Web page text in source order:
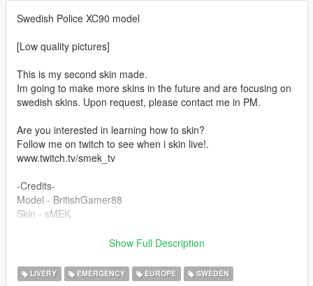
Swedish Police XC90 model
[Low quality pictures]
This is my second skin made.
Im going to make more skins in the future and are focusing on
swedish skins. Upon request, please contact me in PM.
Are you interested in learning how to skin?
Follow me on twitch to see when i skin live!.
www.twitch.tv/smek_tv
-Credits-
Model - BritishGamer88
Skin - sMEK
Download the model:https://sv.gta5-mods.com/vehicles/2017-
Download the skin throught "Download" button.
Show Full Description
LIVERY EMERGENCY EUROPE SWEDEN